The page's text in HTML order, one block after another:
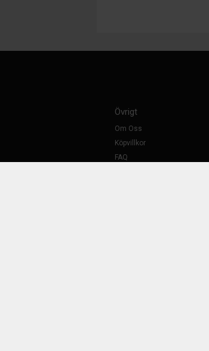
Övrigt
Om Oss
Köpvillkor
FAQ